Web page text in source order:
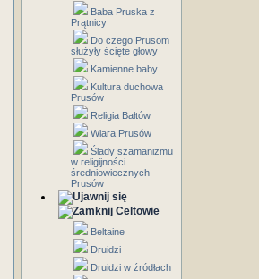
Baba Pruska z
Prątnicy
Do czego Prusom
służyły ścięte głowy
Kamienne baby
Kultura duchowa
Prusów
Religia Bałtów
Wiara Prusów
Ślady szamanizmu
w religijności
średniowiecznych
Prusów
Celtowie
Beltaine
Druidzi
Druidzi w źródłach